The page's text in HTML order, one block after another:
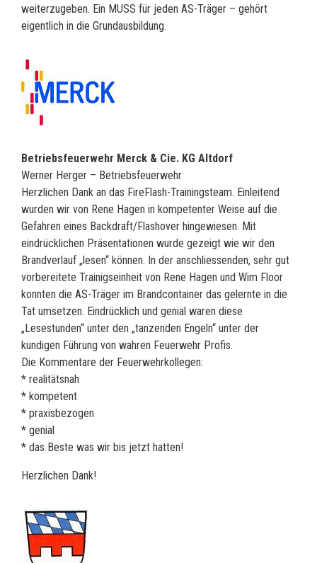
weiterzugeben. Ein MUSS für jeden AS-Träger – gehört
eigentlich in die Grundausbildung.
Betriebsfeuerwehr Merck & Cie. KG Altdorf
Werner Herger – Betriebsfeuerwehr
Herzlichen Dank an das FireFlash-Trainingsteam. Einleitend
wurden wir von Rene Hagen in kompetenter Weise auf die
Gefahren eines Backdraft/Flashover hingewiesen. Mit
eindrücklichen Präsentationen wurde gezeigt wie wir den
Brandverlauf „lesen“ können. In der anschliessenden, sehr gut
vorbereitete Trainigseinheit von Rene Hagen und Wim Floor
konnten die AS-Träger im Brandcontainer das gelernte in die
Tat umsetzen. Eindrücklich und genial waren diese
„Lesestunden“ unter den „tanzenden Engeln“ unter der
kundigen Führung von wahren Feuerwehr Profis.
Die Kommentare der Feuerwehrkollegen:
* realitätsnah
* kompetent
* praxisbezogen
* genial
* das Beste was wir bis jetzt hatten!
Herzlichen Dank!